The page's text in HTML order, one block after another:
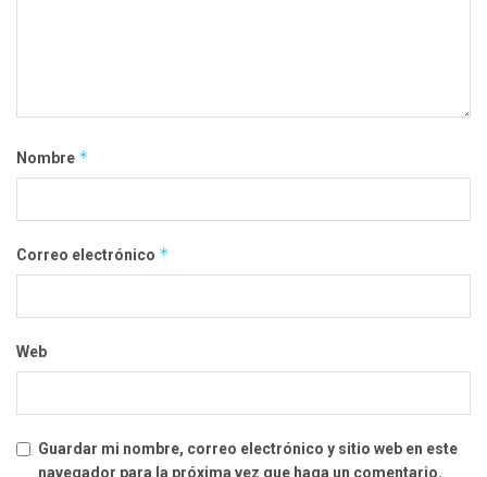
Nombre *
Correo electrónico *
Web
Guardar mi nombre, correo electrónico y sitio web en este
navegador para la próxima vez que haga un comentario.